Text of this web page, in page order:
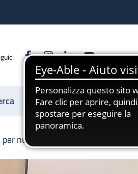
FacebookInstagram
LinkedinYouTube
Sostienici
numero di interventi